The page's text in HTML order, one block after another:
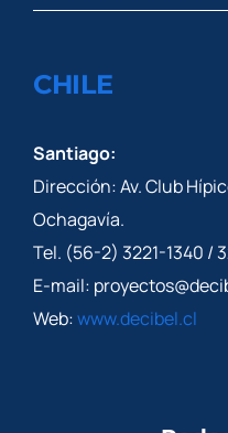
CHILE
Santiago:
Dirección: Av. Club
Ochagavía.
Tel. (56-2) 3221-1340 /
E-mail:
Web:www.decibel.cl